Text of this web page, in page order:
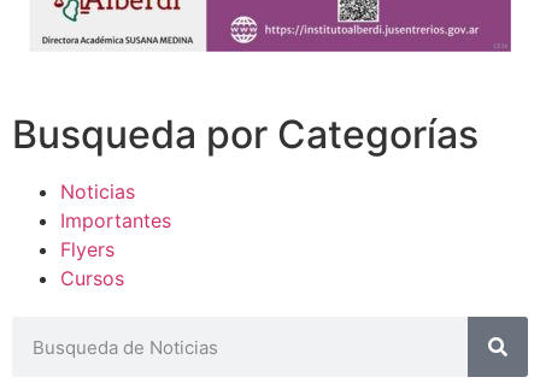
Busqueda por Categorías
Noticias
Importantes
Flyers
Cursos